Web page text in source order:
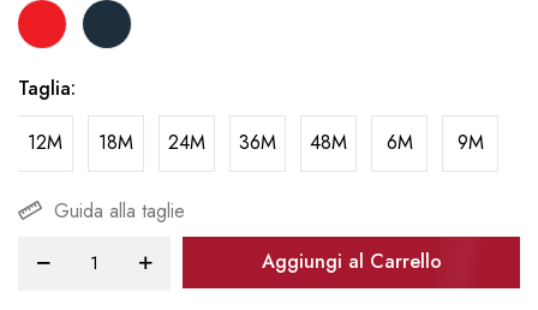
Taglia
12M
18M 24M 36M 48M 6M 9M
Guida alla taglie
Aggiungi al Carrello